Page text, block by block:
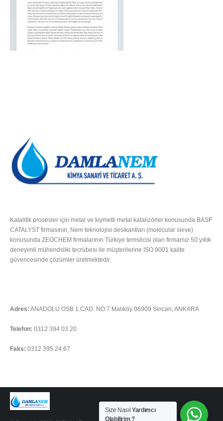
Katalitik prosesler için metal ve kıymetli metal katalizörler konusunda BASF
CATALYST firmasının, Nem teknolojisi desikantları (molecular sieve)
konusunda ZEOCHEM firmalarının Türkiye temsilcisi olan firmamız 50 yıllık
deneyimli mühendsliki tecrübesi ile müşterilerine ISO 9001 kalite
güvencesinde çözümler üretmektedir.
Adres: ANADOLU OSB 1.CAD. NO:7 Malıköy 06909 Sincan, ANKARA
Telefon: 0312 394 03 20
Faks: 0312 395 24 67
Size NasılYardımcı
Olabilirim ?